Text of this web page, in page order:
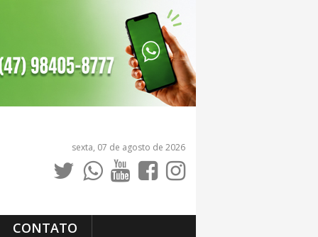
sexta, 07 de agosto de 2026
CONTATO